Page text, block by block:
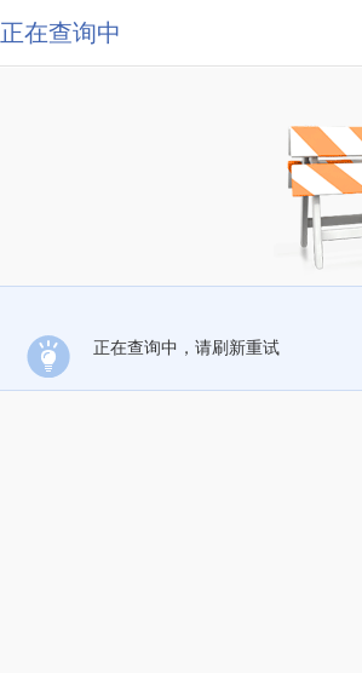
正在查询中
正在查询中，请刷新重试